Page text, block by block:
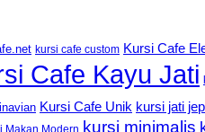
kursi cafe custom Kursi Cafe
Cafe Kayu Jati
Kursi Cafe Unik kursi jati
Makan Modern kursi minimalis